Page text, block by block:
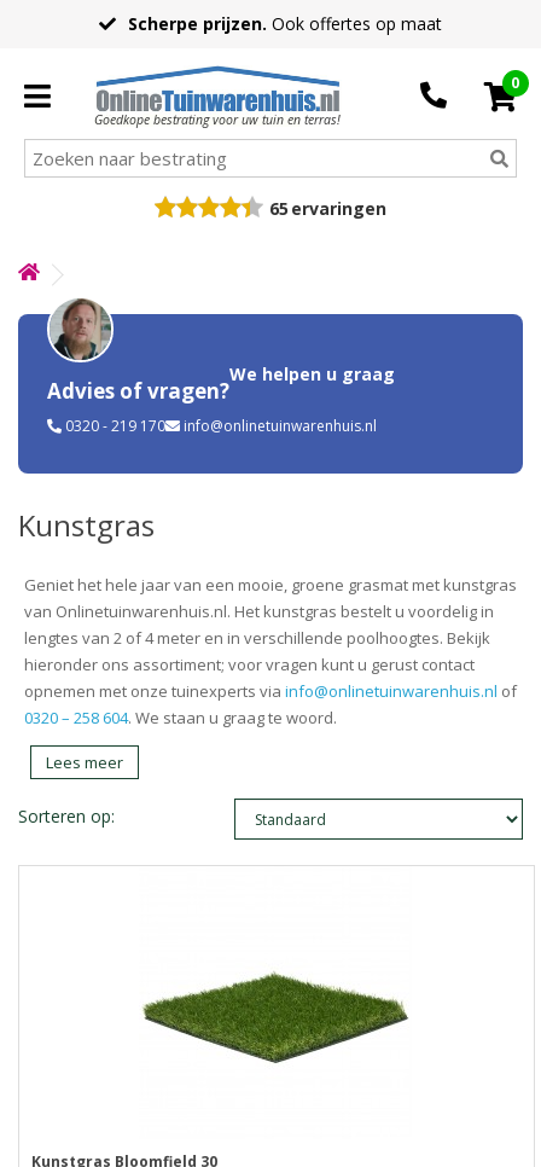
Scherpe prijzen. Ook offertes op maat
Goedkope bestrating voor uw tuin en terras!
0
65 ervaringen
Advies of vragen?
We helpen u graag
0320 - 219 170 info@onlinetuinwarenhuis.nl
Kunstgras
Geniet het hele jaar van een mooie, groene grasmat met kunstgras
van Onlinetuinwarenhuis.nl. Het kunstgras bestelt u voordelig in
lengtes van 2 of 4 meter en in verschillende poolhoogtes. Bekijk
hieronder ons assortiment; voor vragen kunt u gerust contact
opnemen met onze tuinexperts via info@onlinetuinwarenhuis.nl of
0320 – 258 604. We staan u graag te woord.
Lees meer
Sorteren op:
Kunstgras Bloomfield 30